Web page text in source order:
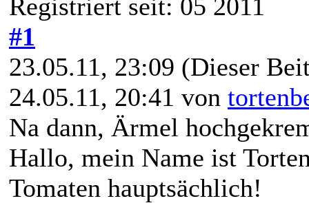
Registriert seit: 05 2011
#1
23.05.11, 23:09 (Dieser
24.05.11, 20:41 von
Na dann, Ärmel
Hallo, mein Name ist
Tomaten hauptsächlich!